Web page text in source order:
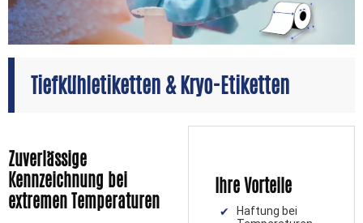
Tiefkühletiketten & Kryo-Etiketten
Zuverlässige
Kennzeichnung bei
extremen Temperaturen
Ihre Vorteile
Haftung bei